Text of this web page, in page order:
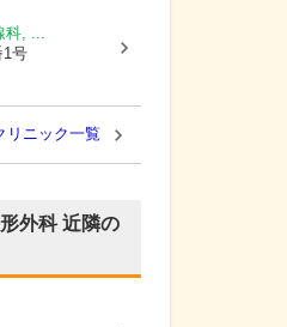
科, ...
1号
リニック一覧
外科近隣の